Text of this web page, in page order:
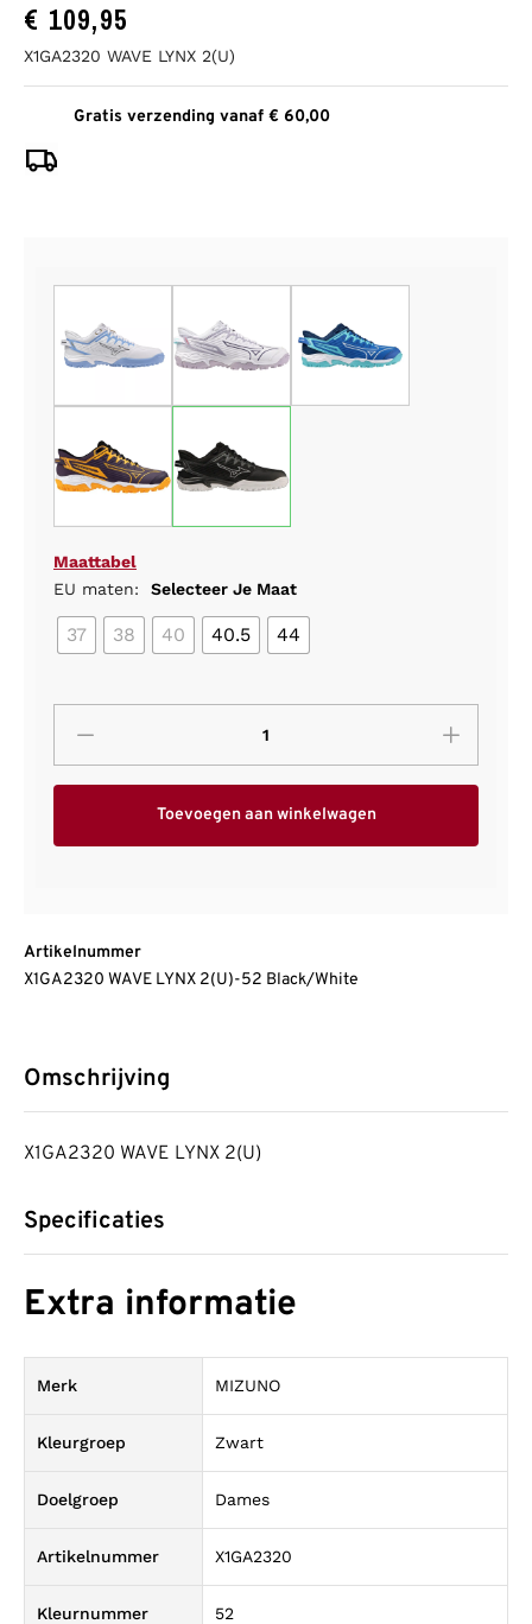
€ 109,95
X1GA2320 WAVE LYNX 2(U)
Gratis verzending vanaf € 60,00
Maattabel
EU maten:
Selecteer Je Maat
37 38 40 40.5 44
Toevoegen aan winkelwagen
Artikelnummer
X1GA2320 WAVE LYNX 2(U)-52 Black/White
Omschrijving
X1GA2320 WAVE LYNX 2(U)
Specificaties
Extra informatie
Merk MIZUNO
Kleurgroep Zwart
Doelgroep Dames
Artikelnummer X1GA2320
Kleurnummer 52